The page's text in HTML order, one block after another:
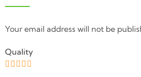
Your email address will not be
Quality